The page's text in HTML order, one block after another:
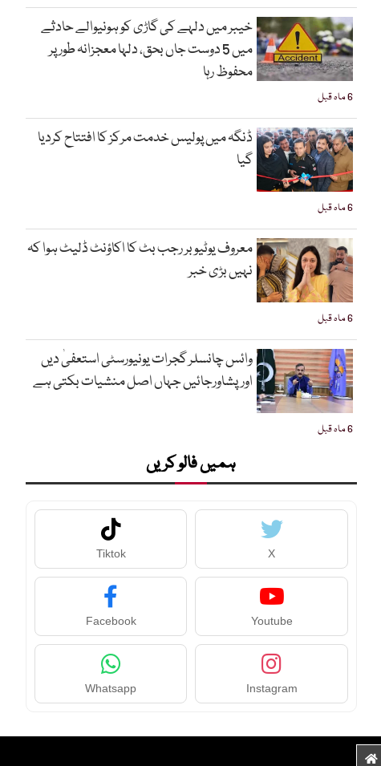
6 ماہ قبل
خیبر میں دلہے کی گاڑی کو ہونیوالے حادثے
میں 5 دوست جاں بحق، دلہا معجزانہ طور پر
محفوظ رہا
6 ماہ قبل
ڈنگہ میں پولیس خدمت مرکز کا افتتاح کردیا
گیا
6 ماہ قبل
معروف یوٹیوبر رجب بٹ کا اکاؤنٹ ڈلیٹ ہوا کہ
نہیں بڑی خبر
6 ماہ قبل
وائس چانسلر گجرات یونیورسٹی استعفیٰ دیں
اورپشاورجائیں جہاں اصل منشیات بکتی ہے
ہمیں فالو کریں
X
Tiktok
Youtube
Facebook
Instagram
Whatsapp